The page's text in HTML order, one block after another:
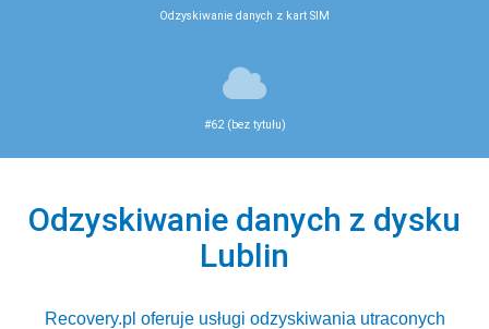
Odzyskiwanie danych z kart SIM
#62 (bez tytułu)
Odzyskiwanie danych z dysku
Lublin
Recovery.pl oferuje usługi odzyskiwania utraconych